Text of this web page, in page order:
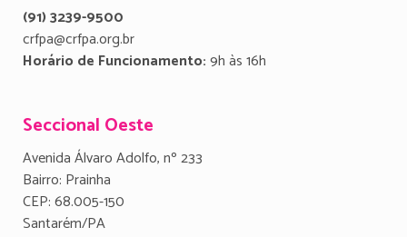
(91) 3239-9500
crfpa@crfpa.org.br
Horário de Funcionamento:9h às 16h
Seccional Oeste
Avenida Álvaro Adolfo, nº 233
Bairro: Prainha
CEP: 68.005-150
Santarém/PA